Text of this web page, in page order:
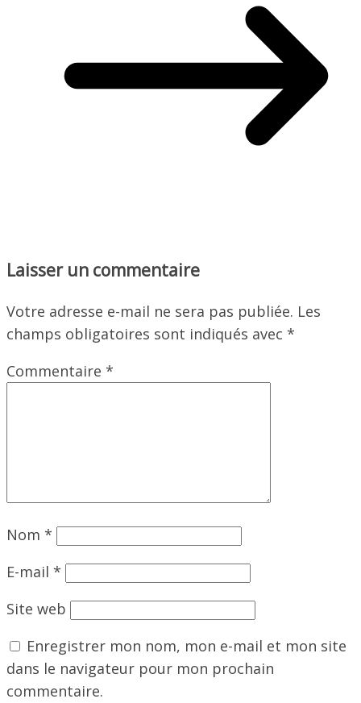
Laisser un commentaire
Votre adresse e-mail ne sera pas publiée. Les
champs obligatoires sont indiqués avec *
Commentaire *
Nom *
E-mail *
Site web
Enregistrer mon nom, mon e-mail et mon site
dans le navigateur pour mon prochain
commentaire.